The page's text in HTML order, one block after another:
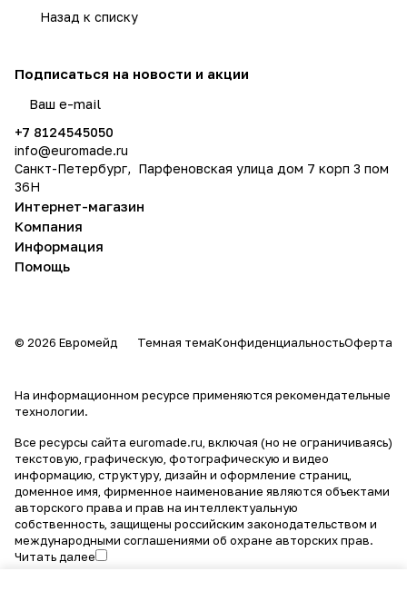
Назад к списку
Подписаться на новости и акции
+7 8124545050
info@euromade.ru
Санкт-Петербург, Парфеновская улица дом 7 корп 3 пом
36Н
Интернет-магазин
Компания
Информация
Помощь
© 2026 Евромейд Темная темаКонфиденциальностьОферта
На информационном ресурсе применяются рекомендательные
технологии.
Все ресурсы сайта euromade.ru, включая (но не ограничиваясь)
текстовую, графическую, фотографическую и видео
информацию, структуру, дизайн и оформление страниц,
доменное имя, фирменное наименование являются объектами
авторского права и прав на интеллектуальную
собственность, защищены российским законодательством и
международными соглашениями об охране авторских прав.
Читать далее